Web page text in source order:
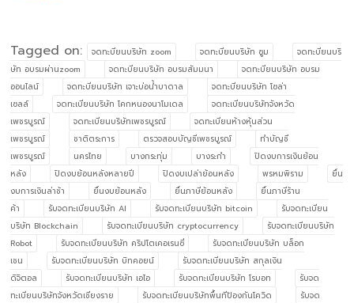
Tagged on: จดทะบียนบริษัท zoom จดทะบียนบริษัท ซูม
จดทะบียนบริ
ษัท อบรมผ่านzoom
จดทะบียนบริษัท อบรมสัมมนา
จดทะบียนบริษัท อบรม
ออนไลน์
จดทะบียนบริษัท เจาะบ่อน้ำบาดาล
จดทะบียนบริษัท โซล่า
เซลล์
จดทะเบียนบริษัท โคกหนองนาโมเดล
จดทะเบียนบริษัทจังหวัด
เพชรบูรณ์
จดทะเบียนบริษัทเพชรบูรณ์
จดทะเบียนห้างหุ้นส่วน
เพชรบูรณ์
ชาติตระการ ตรวจสอบบัญชีเพชรบูรณ์
ทำบัญชี
เพชรบูรณ์
นครไทย บางกระทุ่ม บางระกำ
ปิดงบการเงินย้อน
หลัง
ปิดงบย้อนหลังหลายปี ปิดงบเปล่าย้อนหลัง พรหมพิราม
ยื่น
งบการเงินล่าช้า
ยื่นงบย้อนหลัง ยื่นภาษีย้อนหลัง
ยื่นภาษีร้าน
ค้า
รับจดทะเบียนบริษัท AI รับจดทะเบียนบริษัท bitcoin
รับจดทะเบียน
บริษัท Blockchain
รับจดทะเบียนบริษัท cryptocurrency
รับจดทะเบียนบริษัท
Robot
รับจดทะเบียนบริษัท คริปโตเคอเรนซี่
รับจดทะเบียนบริษัท บล็อก
เชน
รับจดทะเบียนบริษัท บิทคอยน์
รับจดทะเบียนบริษัท สกุลเงิน
ดิจิตอล
รับจดทะเบียนบริษัท เอไอ รับจดทะเบียนบริษัท โรบอท
รับจด
ทะเบียนบริษัทจังหวัดเชียงราย
รับจดทะเบียนบริษัทพื้นทีป้องกันโควิด
รับจด